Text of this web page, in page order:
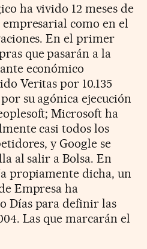
ha vivido 12 meses de
como en el
En el primer
que pasarán a la
económico
Veritas por 10.135
su agónica ejecución
Microsoft ha
casi todos los
y Google se
al salir a Bolsa. En
propiamente dicha, un
Empresa ha
Días para definir las
Las que marcarán el